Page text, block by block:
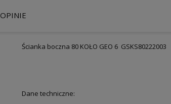
OPINIE
Ścianka boczna 80 KOŁO GEO 6 GSKS80222003
Dane techniczne: